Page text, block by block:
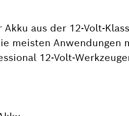
aus der 12-Volt-
meisten Anwendungen
12-Volt-